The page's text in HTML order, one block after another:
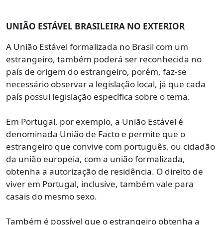
UNIÃO ESTÁVEL BRASILEIRA NO EXTERIOR
A União Estável formalizada no Brasil com um
estrangeiro, também poderá ser reconhecida no
país de origem do estrangeiro, porém, faz-se
necessário observar a legislação local, já que cada
país possui legislação específica sobre o tema.
Em Portugal, por exemplo, a União Estável é
denominada União de Facto e permite que o
estrangeiro que convive com português, ou cidadão
da união europeia, com a união formalizada,
obtenha a autorização de residência. O direito de
viver em Portugal, inclusive, também vale para
casais do mesmo sexo.
Também é possível que o estrangeiro obtenha a